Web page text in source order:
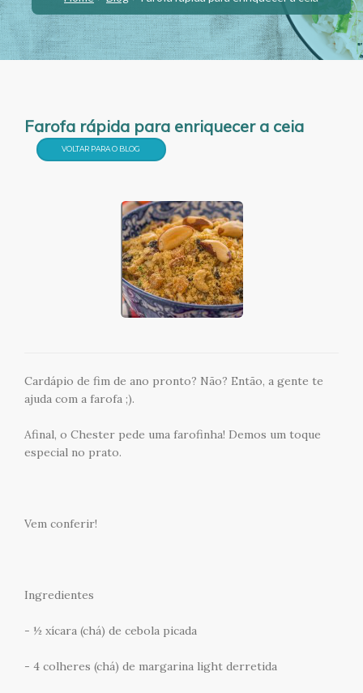
Farofa rápida para enriquecer a ceia
VOLTAR PARA O BLOG
Cardápio de fim de ano pronto? Não? Então, a gente te
ajuda com a farofa ;).
Afinal, o Chester pede uma farofinha! Demos um toque
especial no prato.
Vem conferir!
Ingredientes
- ½ xícara (chá) de cebola picada
- 4 colheres (chá) de margarina light derretida